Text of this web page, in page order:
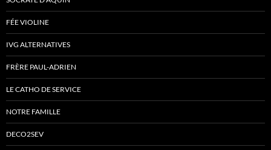
FÉE VIOLINE
IVG ALTERNATIVES
FRÈRE PAUL-ADRIEN
LE CATHO DE SERVICE
NOTRE FAMILLE
DECO2SEV